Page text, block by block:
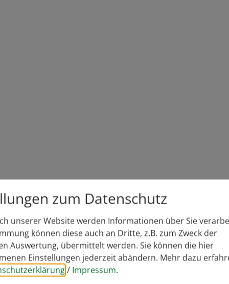
Nachname*
zum Datenschutz
unserer Website werden Informationen über Sie
können diese auch an Dritte, z.B. zum Zweck der
Auswertung, übermittelt werden. Sie können die hier
Einstellungen jederzeit abändern. Mehr dazu
/ Impressum.